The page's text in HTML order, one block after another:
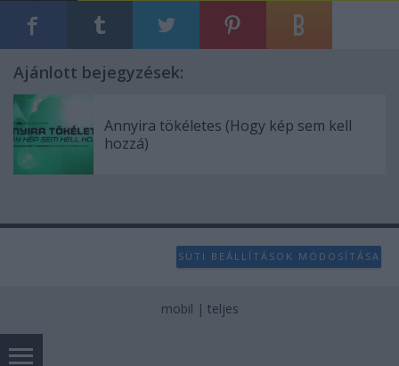
Ajánlott bejegyzések:
Annyira tökéletes (Hogy kép sem kell
hozzá)
SÜTI BEÁLLÍTÁSOK MÓDOSÍTÁSA
mobil | teljes